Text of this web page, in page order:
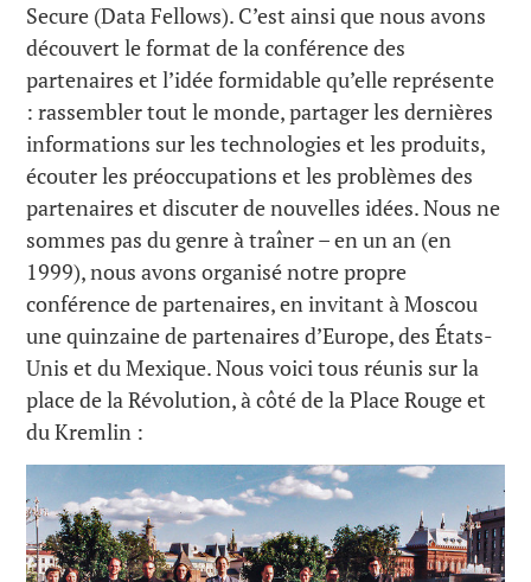
Secure (Data Fellows). C’est ainsi que nous avons
découvert le format de la conférence des
partenaires et l’idée formidable qu’elle représente
: rassembler tout le monde, partager les dernières
informations sur les technologies et les produits,
écouter les préoccupations et les problèmes des
partenaires et discuter de nouvelles idées. Nous ne
sommes pas du genre à traîner – en un an (en
1999), nous avons organisé notre propre
conférence de partenaires, en invitant à Moscou
une quinzaine de partenaires d’Europe, des États-
Unis et du Mexique. Nous voici tous réunis sur la
place de la Révolution, à côté de la Place Rouge et
du Kremlin :